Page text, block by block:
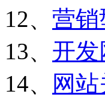
12、 营销
13、 开
14、
网